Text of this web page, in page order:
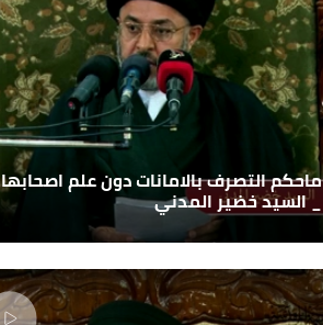
ماحكم التصرف بالامانات دون علم اصحابها
_ السيد خضير المدني